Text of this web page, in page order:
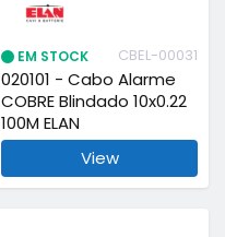
EM STOCK CBEL-00031
020101 - Cabo Alarme
COBRE Blindado 10x0.22
100M ELAN
View